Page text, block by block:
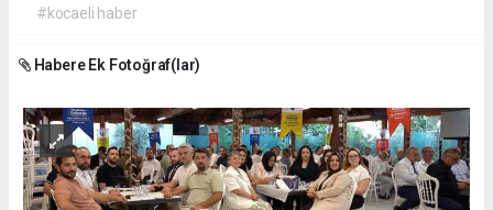
#kocaeli haber
Habere Ek Fotoğraf(lar)